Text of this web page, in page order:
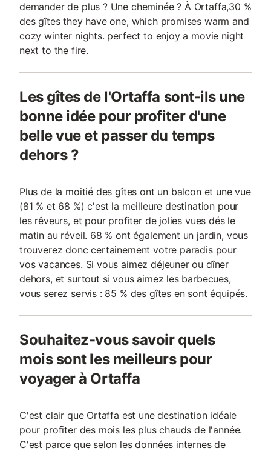
demander de plus ? Une cheminée ? À Ortaffa,30 %
des gîtes they have one, which promises warm and
cozy winter nights. perfect to enjoy a movie night
next to the fire.
Les gîtes de l'Ortaffa sont-ils une
bonne idée pour profiter d'une
belle vue et passer du temps
dehors ?
Plus de la moitié des gîtes ont un balcon et une vue
(81 % et 68 %) c'est la meilleure destination pour
les rêveurs, et pour profiter de jolies vues dés le
matin au réveil. 68 % ont également un jardin, vous
trouverez donc certainement votre paradis pour
vos vacances. Si vous aimez déjeuner ou dîner
dehors, et surtout si vous aimez les barbecues,
vous serez servis : 85 % des gîtes en sont équipés.
Souhaitez-vous savoir quels
mois sont les meilleurs pour
voyager à Ortaffa
C'est clair que Ortaffa est une destination idéale
pour profiter des mois les plus chauds de l'année.
C'est parce que selon les données internes de